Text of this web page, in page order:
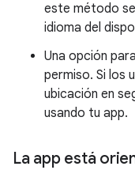
este método
idioma del
Una opción
permiso. Si los
ubicación en
usando tu app.
La app está